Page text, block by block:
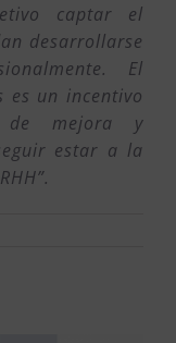
captar el
desarrollarse
El
es un incentivo
de mejora y
estar a la